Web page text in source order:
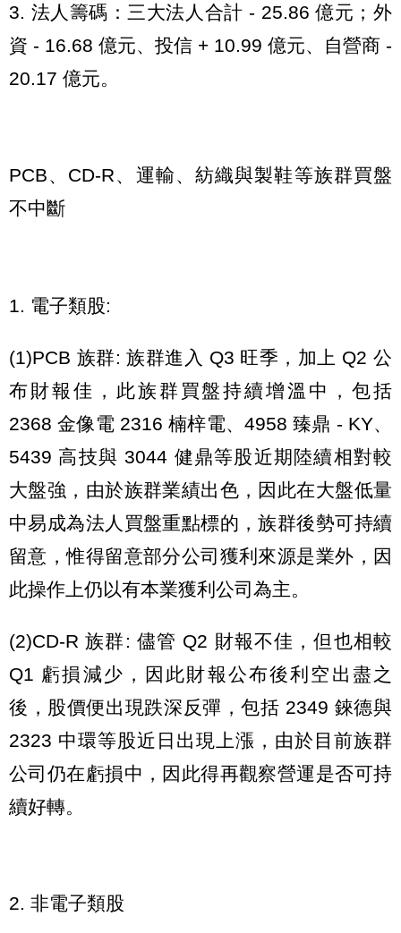
3. 法人籌碼：三大法人合計 - 25.86 億元；外
資 - 16.68 億元、投信 + 10.99 億元、自營商 -
20.17 億元。
PCB、CD-R、運輸、紡織與製鞋等族群買盤
不中斷
1. 電子類股:
(1)PCB 族群: 族群進入 Q3 旺季，加上 Q2 公
布財報佳，此族群買盤持續增溫中，包括
2368 金像電 2316 楠梓電、4958 臻鼎 - KY、
5439 高技與 3044 健鼎等股近期陸續相對較
大盤強，由於族群業績出色，因此在大盤低量
中易成為法人買盤重點標的，族群後勢可持續
留意，惟得留意部分公司獲利來源是業外，因
此操作上仍以有本業獲利公司為主。
(2)CD-R 族群: 儘管 Q2 財報不佳，但也相較
Q1 虧損減少，因此財報公布後利空出盡之
後，股價便出現跌深反彈，包括 2349 錸德與
2323 中環等股近日出現上漲，由於目前族群
公司仍在虧損中，因此得再觀察營運是否可持
續好轉。
2. 非電子類股